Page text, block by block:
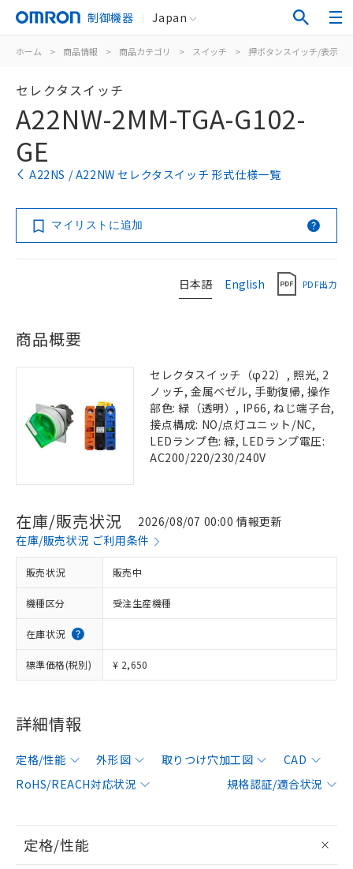
制御機器 Japan
ホーム > 商品情報 > 商品カテゴリ > スイッチ > 押ボタンスイッチ/表示灯
セレクタスイッチ
A22NW-2MM-TGA-G102-
GE
A22NS / A22NW セレクタスイッチ 形式仕様一覧
マイリストに追加
日本語 English PDF出力
商品概要
セレクタスイッチ（φ22）, 照光, 2
ノッチ, 金属ベゼル, 手動復帰, 操作
部色: 緑（透明）, IP66, ねじ端子台,
接点構成: NO/点灯ユニット/NC,
LEDランプ色: 緑, LEDランプ電圧:
AC200/220/230/240V
在庫/販売状況
2026/08/07 00:00 情報更新
在庫/販売状況 ご利用条件
販売状況 販売中
機種区分 受注生産機種
在庫状況
標準価格(税別) ¥ 2,650
詳細情報
定格/性能 外形図 取りつけ穴加工図
CAD
RoHS/REACH対応状況
規格認証/適合状況
定格/性能